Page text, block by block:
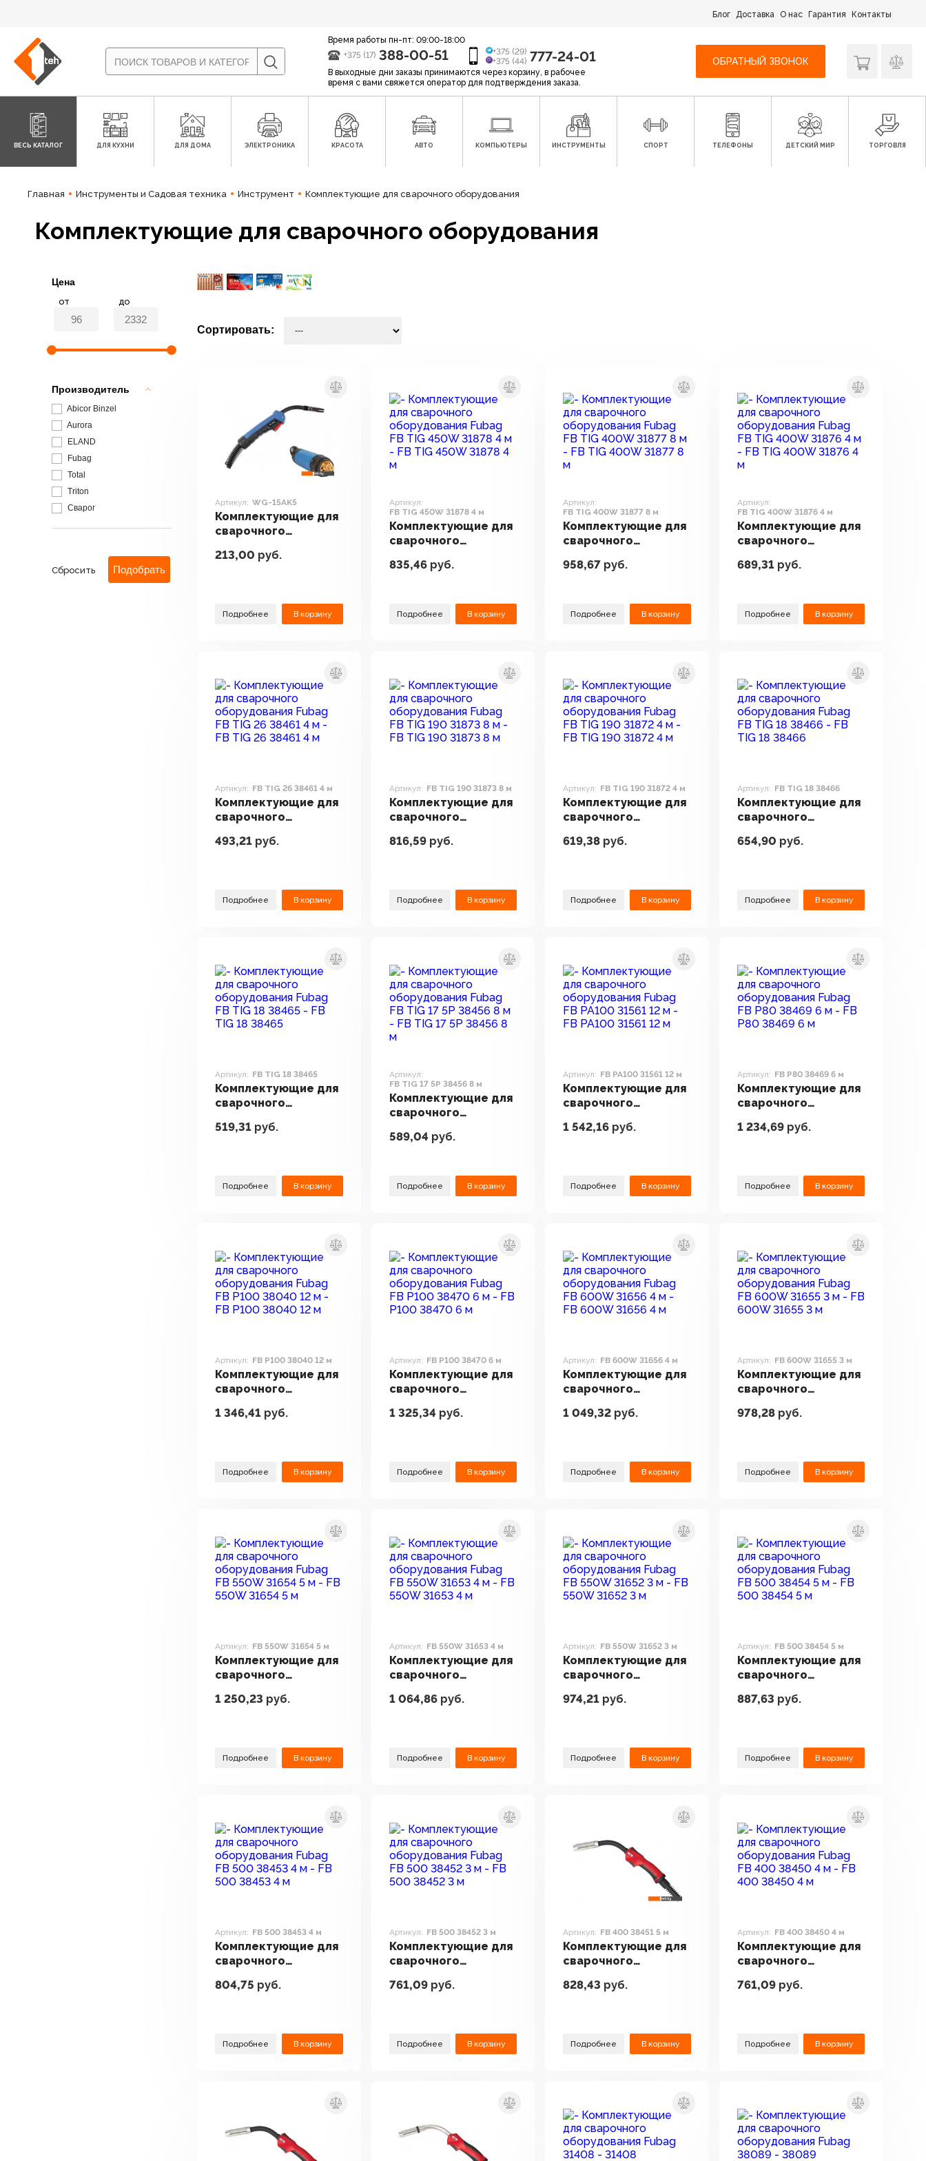
Блог Доставка О нас Гарантия Контакты
Время работы пн-пт: 09:00-18:00
+375 (17) 388-00-51
+375 (29)
+375 (44) 777-24-01
В выходные дни заказы принимаются через корзину, в рабочее
время с вами свяжется оператор для подтверждения заказа.
ОБРАТНЫЙ ЗВОНОК
ВЕСЬ КАТАЛОГ ДЛЯ КУХНИ ДЛЯ ДОМА ЭЛЕКТРОНИКА КРАСОТА АВТО КОМПЬЮТЕРЫ ИНСТРУМЕНТЫ СПОРТ ТЕЛЕФОНЫ ДЕТСКИЙ МИР ТОРГОВЛЯ
Главная Инструменты и Садовая техника Инструмент Комплектующие для сварочного оборудования
Комплектующие для сварочного оборудования
Цена
от до
Производитель
Abicor Binzel
Aurora
ELAND
Fubag
Total
Triton
Сварог
Сбросить
Сортировать:
Артикул: WG-15AK5
Комплектующие для
сварочного
Solaris WG-15AK5
213,00 руб.
Подробнее В корзину
Артикул:
FB TIG 450W 31878 4 м
Комплектующие для
сварочного
FB TIG 450W 31878 4
835,46руб.
Подробнее В корзину
Артикул:
FB TIG 400W 31877 8 м
Комплектующие для
сварочного
FB TIG 400W 31877 8
958,67 руб.
Подробнее В корзину
Артикул:
FB TIG 400W 31876 4 м
Комплектующие для
сварочного
FB TIG 400W 31876 4
689,31 руб.
Подробнее В корзину
Артикул: FB TIG 26 38461 4 м
Комплектующие для
сварочного
FB TIG 26 38461 4 м
493,21 руб.
Подробнее В корзину
Артикул: FB TIG 190 31873 8 м
Комплектующие для
сварочного
FB TIG 190 31873 8 м
816,59руб.
Подробнее В корзину
Артикул: FB TIG 190 31872 4 м
Комплектующие для
сварочного
FB TIG 190 31872 4 м
619,38 руб.
Подробнее В корзину
Артикул: FB TIG 18 38466
Комплектующие для
сварочного
FB TIG 18 38466
654,90 руб.
Подробнее В корзину
Артикул: FB TIG 18 38465
Комплектующие для
сварочного
FB TIG 18 38465
519,31 руб.
Подробнее В корзину
Артикул:
FB TIG 17 5P 38456 8 м
Комплектующие для
сварочного
FB TIG 17 5P 38456 8 м
589,04руб.
Подробнее В корзину
Артикул: FB PA100 31561 12 м
Комплектующие для
сварочного
FB PA100 31561 12 м
1 542,16 руб.
Подробнее В корзину
Артикул: FB P80 38469 6 м
Комплектующие для
сварочного
FB P80 38469 6 м
1 234,69 руб.
Подробнее В корзину
Артикул: FB P100 38040 12 м
Комплектующие для
сварочного
FB P100 38040 12 м
1 346,41 руб.
Подробнее В корзину
Артикул: FB P100 38470 6 м
Комплектующие для
сварочного
FB P100 38470 6 м
1 325,34руб.
Подробнее В корзину
Артикул: FB 600W 31656 4 м
Комплектующие для
сварочного
FB 600W 31656 4 м
1 049,32 руб.
Подробнее В корзину
Артикул: FB 600W 31655 3 м
Комплектующие для
сварочного
FB 600W 31655 3 м
978,28 руб.
Подробнее В корзину
Артикул: FB 550W 31654 5 м
Комплектующие для
сварочного
FB 550W 31654 5 м
1 250,23 руб.
Подробнее В корзину
Артикул: FB 550W 31653 4 м
Комплектующие для
сварочного
FB 550W 31653 4 м
1 064,86руб.
Подробнее В корзину
Артикул: FB 550W 31652 3 м
Комплектующие для
сварочного
FB 550W 31652 3 м
974,21 руб.
Подробнее В корзину
Артикул: FB 500 38454 5 м
Комплектующие для
сварочного
FB 500 38454 5 м
887,63 руб.
Подробнее В корзину
Артикул: FB 500 38453 4 м
Комплектующие для
сварочного
FB 500 38453 4 м
804,75 руб.
Подробнее В корзину
Артикул: FB 500 38452 3 м
Комплектующие для
сварочного
FB 500 38452 3 м
761,09руб.
Подробнее В корзину
Артикул: FB 400 38451 5 м
Комплектующие для
сварочного
FB 400 38451 5 м
828,43 руб.
Подробнее В корзину
Артикул: FB 400 38450 4 м
Комплектующие для
сварочного
FB 400 38450 4 м
761,09 руб.
Подробнее В корзину